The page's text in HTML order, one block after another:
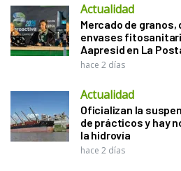
Actualidad
Mercado de granos,
envases
Aapresid en La
hace 2 días
Actualidad
Oficializan la
de prácticos y hay
la hidrovía
hace 2 días